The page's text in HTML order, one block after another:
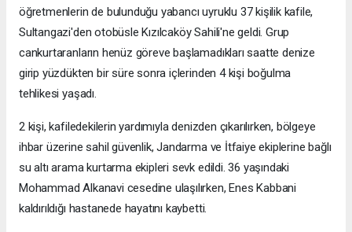
öğretmenlerin de bulunduğu yabancı uyruklu 37 kişilik kafile,
Sultangazi'den otobüsle Kızılcaköy Sahili'ne geldi. Grup
cankurtaranların henüz göreve başlamadıkları saatte denize
girip yüzdükten bir süre sonra içlerinden 4 kişi boğulma
tehlikesi yaşadı.
2 kişi, kafiledekilerin yardımıyla denizden çıkarılırken, bölgeye
ihbar üzerine sahil güvenlik, Jandarma ve İtfaiye ekiplerine bağlı
su altı arama kurtarma ekipleri sevk edildi. 36 yaşındaki
Mohammad Alkanavi cesedine ulaşılırken, Enes Kabbani
kaldırıldığı hastanede hayatını kaybetti.